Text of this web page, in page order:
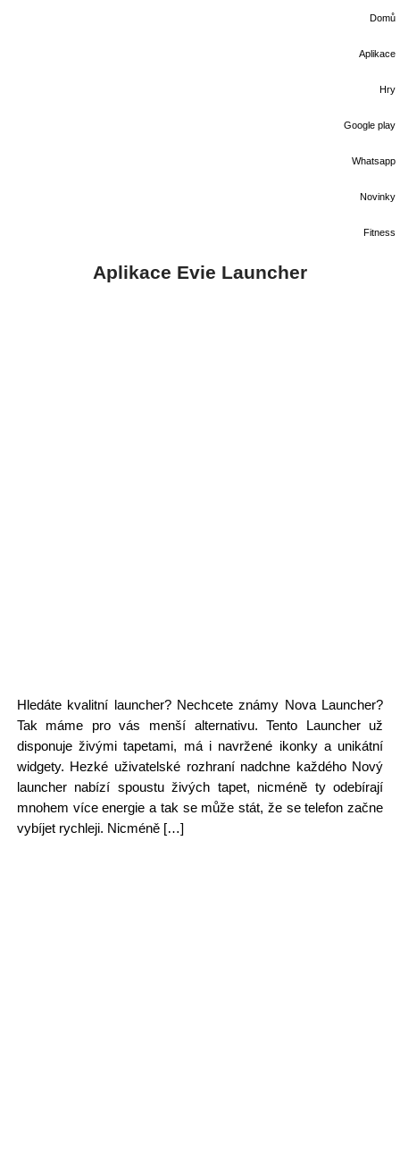
Domů
Aplikace
Hry
Google play
Whatsapp
Novinky
Fitness
Aplikace Evie Launcher
Hledáte kvalitní launcher? Nechcete známy Nova Launcher?
Tak máme pro vás menší alternativu. Tento Launcher už
disponuje živými tapetami, má i navržené ikonky a unikátní
widgety. Hezké uživatelské rozhraní nadchne každého Nový
launcher nabízí spoustu živých tapet, nicméně ty odebírají
mnohem více energie a tak se může stát, že se telefon začne
vybíjet rychleji. Nicméně […]